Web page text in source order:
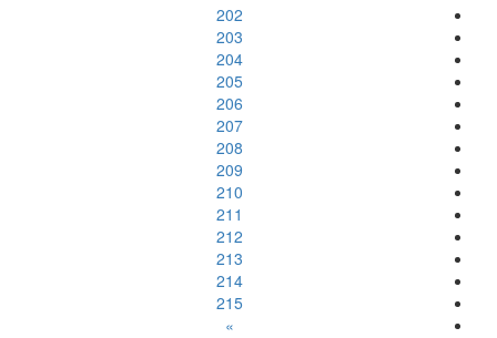
202
203
204
205
206
207
208
209
210
211
212
213
214
215
»